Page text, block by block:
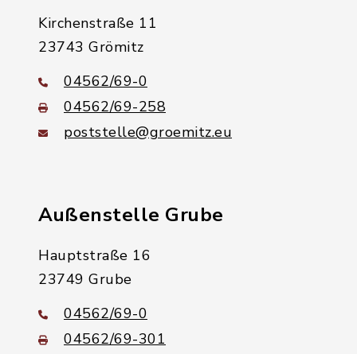
Kirchenstraße 11
23743 Grömitz
04562/69-0
04562/69-258
poststelle@groemitz.eu
Außenstelle Grube
Hauptstraße 16
23749 Grube
04562/69-0
04562/69-301